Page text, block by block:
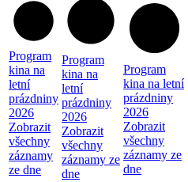
Program
kina na
letní
prázdniny
2026
Zobrazit
všechny
záznamy
ze dne
Program
kina na
letní
prázdniny
2026
Zobrazit
všechny
záznamy ze
dne
Program
kina na letní
prázdniny
2026
Zobrazit
všechny
záznamy ze
dne